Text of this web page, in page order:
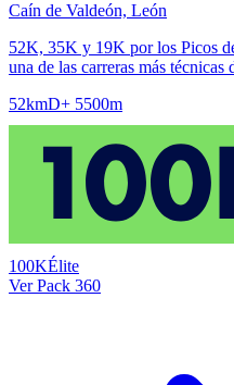
Caín de Valdeón, León
52K, 35K y 19K por los Picos
una de las carreras más técnicas
52kmD+ 5500m
100KÉlite
Ver Pack 360